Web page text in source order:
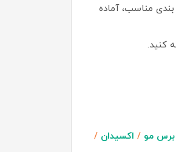
مناسب، آماده
کنید.
برس مو / اکسیدان /